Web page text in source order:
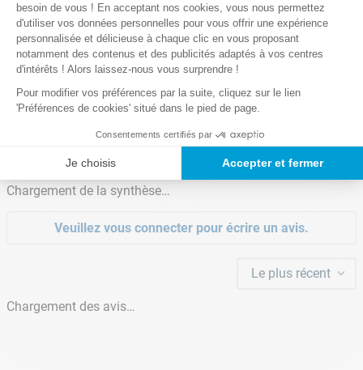
important de procéder à ce type d’hivernagedès lors que
l’eau de votre bassin est inférieure ou égale à 12°C.
CONSEILS & TUTOS
Quand et comment hiverner sa piscine ?
Lire la suite
Les plus
Puissance nominale 750w
Permet d'abaisser rapidement le niveau d'eau
de votre bassin
Garantie(s)
2 ans
Nombre de colis
Avis clients
Chargement de la synthèse…
Veuillez vous connecter pour écrire un avis.
Le plus récent
Chargement des avis…
besoin de vous ! En acceptant nos cookies, vous nous permettez
d'utiliser vos données personnelles pour vous offrir une expérience
personnalisée et délicieuse à chaque clic en vous proposant
notamment des contenus et des publicités adaptés à vos centres
d'intérêts ! Alors laissez-nous vous surprendre !
Pour modifier vos préférences par la suite, cliquez sur le lien
'Préférences de cookies' situé dans le pied de page.
Consentements certifiés par
Je choisis Accepter et fermer